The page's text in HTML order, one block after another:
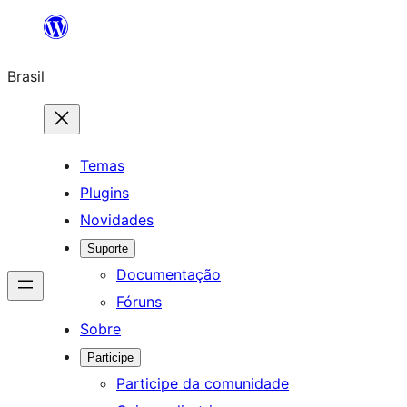
o
conteúdo
Brasil
Temas
Plugins
Novidades
Suporte
Documentação
Fóruns
Sobre
Participe
Participe da comunidade